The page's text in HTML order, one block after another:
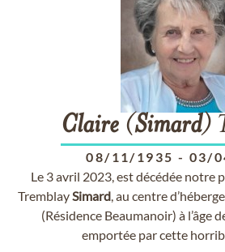
Claire (Simard)
08/11/1935 - 03/
Le 3 avril 2023, est décédée notre
TremblaySimard, au centre
(Résidence Beaumanoir) à l’âge
emportée par cette